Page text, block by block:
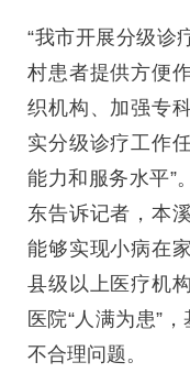
“我市开展分级诊
村患者提供方便
织机构、加强专
实分级诊疗工作
能力和服务水平”
东告诉记者，本
能够实现小病在
县级以上医疗机
医院“人满为患”
不合理问题。